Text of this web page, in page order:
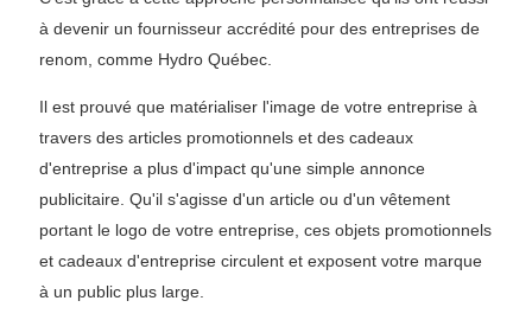
à devenir un fournisseur accrédité pour des entreprises de
renom, comme Hydro Québec.
Il est prouvé que matérialiser l'image de votre entreprise à
travers des articles promotionnels et des cadeaux
d'entreprise a plus d'impact qu'une simple annonce
publicitaire. Qu'il s'agisse d'un article ou d'un vêtement
portant le logo de votre entreprise, ces objets promotionnels
et cadeaux d'entreprise circulent et exposent votre marque
à un public plus large.